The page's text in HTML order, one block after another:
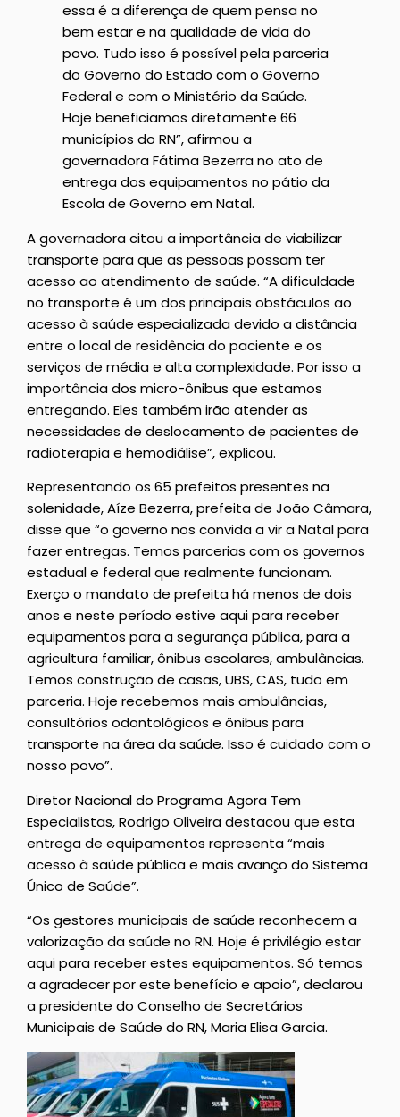
essa é a diferença de quem pensa no
bem estar e na qualidade de vida do
povo. Tudo isso é possível pela parceria
do Governo do Estado com o Governo
Federal e com o Ministério da Saúde.
Hoje beneficiamos diretamente 66
municípios do RN”, afirmou a
governadora Fátima Bezerra no ato de
entrega dos equipamentos no pátio da
Escola de Governo em Natal.
A governadora citou a importância de viabilizar
transporte para que as pessoas possam ter
acesso ao atendimento de saúde. “A dificuldade
no transporte é um dos principais obstáculos ao
acesso à saúde especializada devido a distância
entre o local de residência do paciente e os
serviços de média e alta complexidade. Por isso a
importância dos micro-ônibus que estamos
entregando. Eles também irão atender as
necessidades de deslocamento de pacientes de
radioterapia e hemodiálise”, explicou.
Representando os 65 prefeitos presentes na
solenidade, Aíze Bezerra, prefeita de João Câmara,
disse que “o governo nos convida a vir a Natal para
fazer entregas. Temos parcerias com os governos
estadual e federal que realmente funcionam.
Exerço o mandato de prefeita há menos de dois
anos e neste período estive aqui para receber
equipamentos para a segurança pública, para a
agricultura familiar, ônibus escolares, ambulâncias.
Temos construção de casas, UBS, CAS, tudo em
parceria. Hoje recebemos mais ambulâncias,
consultórios odontológicos e ônibus para
transporte na área da saúde. Isso é cuidado com o
nosso povo”.
Diretor Nacional do Programa Agora Tem
Especialistas, Rodrigo Oliveira destacou que esta
entrega de equipamentos representa “mais
acesso à saúde pública e mais avanço do Sistema
Único de Saúde”.
“Os gestores municipais de saúde reconhecem a
valorização da saúde no RN. Hoje é privilégio estar
aqui para receber estes equipamentos. Só temos
a agradecer por este benefício e apoio”, declarou
a presidente do Conselho de Secretários
Municipais de Saúde do RN, Maria Elisa Garcia.